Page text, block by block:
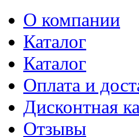
О компании
Каталог
Каталог
Оплата и
Дисконтная
Отзывы